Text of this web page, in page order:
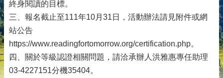
終身閱讀的目標。
三、報名截止至111年10月31日，活動辦法請見附件或網
站公告
https://www.readingfortomorrow.org/certification.php。
四、關於等級認證相關問題，請洽承辦人洪雅惠專任助理
03-4227151分機35404。